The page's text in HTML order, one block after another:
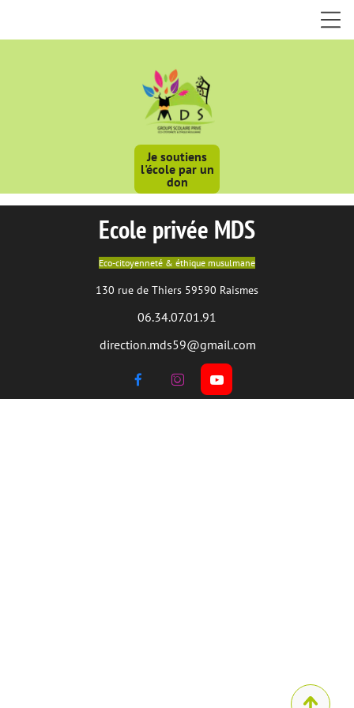
Je soutiens
l'école par un
don
Ecole privée MDS
Eco-citoyenneté & éthique musulmane
130 rue de Thiers 59590 Raismes
06.34.07.01.91
direction.mds59@gmail.com
  